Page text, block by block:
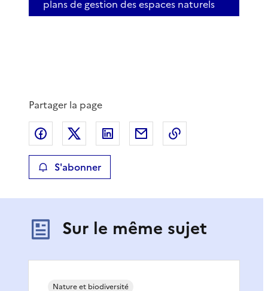
plans de gestion des espaces naturels
Partager la page
Partager sur Facebook
Partager sur XPartager sur LinkedIn
Partager par email
S'abonner
Sur le même sujet
Nature et biodiversité